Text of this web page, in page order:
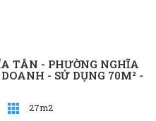
TÂN - PHƯỜNG NGHĨA
- SỬ DỤNG 70M² -
27m2